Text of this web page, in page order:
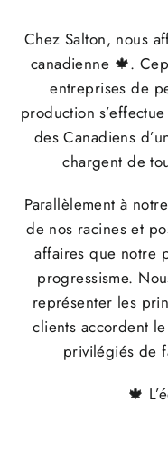
Chez Salton, nous
canadienne 🍁.
entreprises de
production
des Canadiens
chargent de
Parallèlement à
de nos racines et
affaires que notre
progressisme.
représenter les
clients accordent
privilégiés de
🍁